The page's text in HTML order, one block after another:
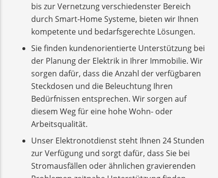
bis zur Vernetzung verschiedenster Bereich
durch Smart-Home Systeme, bieten wir Ihnen
kompetente und bedarfsgerechte Lösungen.
Sie finden kundenorientierte Unterstützung bei
der Planung der Elektrik in Ihrer Immobilie. Wir
sorgen dafür, dass die Anzahl der verfügbaren
Steckdosen und die Beleuchtung Ihren
Bedürfnissen entsprechen. Wir sorgen auf
diesem Weg für eine hohe Wohn- oder
Arbeitsqualität.
Unser Elektronotdienst steht Ihnen 24 Stunden
zur Verfügung und sorgt dafür, dass Sie bei
Stromausfällen oder ähnlichen gravierenden